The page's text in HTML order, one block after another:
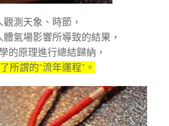
觀測天象、時節，
氣場影響所導致的結果，
的原理進行總結歸納，
所謂的“流年運程”。